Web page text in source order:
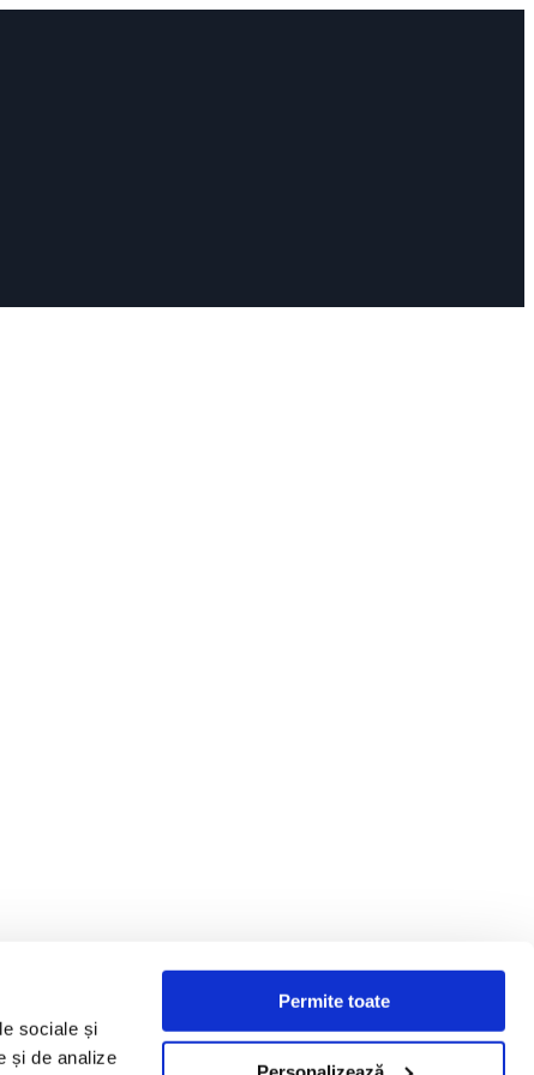
sociale și
și de analize
Permite toate